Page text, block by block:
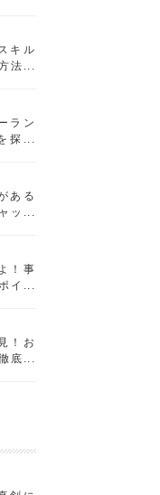
キル
法と
ラン
探ろ
ある
ップ
！事
イン
！お
底解